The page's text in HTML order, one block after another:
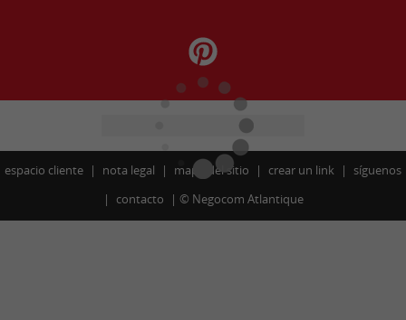
espacio cliente nota legal mapa del sitio crear un link
síguenos
contacto
© Negocom Atlantique